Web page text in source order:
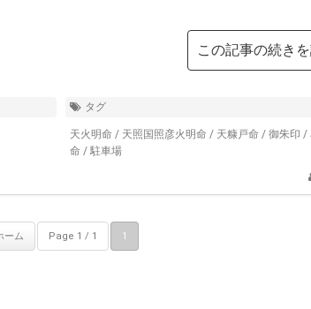
この記事の続き
タグ
天火明命 / 天照国照彦火明命 / 天糠戸命 / 御朱印 /
命 / 駐車場
ーム Page 1 / 1 1